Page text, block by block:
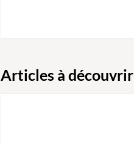
Articles à découvrir